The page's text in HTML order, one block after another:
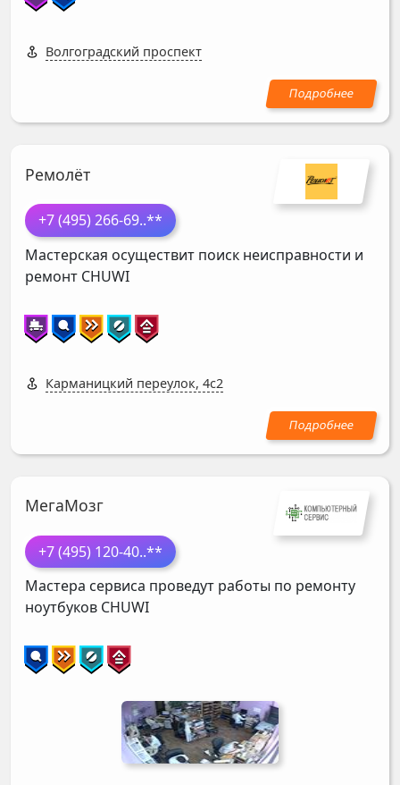
Волгоградский проспект
Ремолёт
+7 (495) 266-69..**
Мастерская осуществит поиск неисправности и
ремонт CHUWI
Карманицкий переулок, 4с2
МегаМозг
+7 (495) 120-40..**
Мастера сервиса проведут работы по ремонту
ноутбуков CHUWI